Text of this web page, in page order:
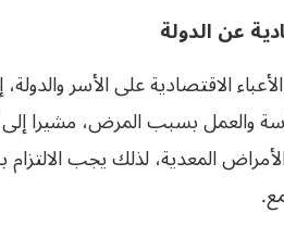
عنالدولة
الاقتصادية على الأسر
والعمل بسبب المرض، مشيرا إلى
المعدية، لذلك يجب الالتزام